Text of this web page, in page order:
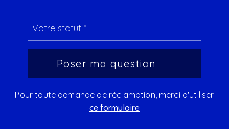
Pour toute demande de réclamation, merci d'utiliser
ce formulaire